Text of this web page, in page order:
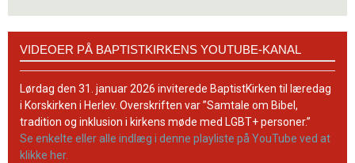
BaptistKirkens
YouTube-
kanal
VIDEOER PÅ BAPTISTKIRKENS YOUTUBE-KANAL
Lørdag den 31. januar 2026 inviterede BaptistKirken til læredag
i Korskirken i Herlev. Overskriften var ”Samtale om Bibel,
tradition og inklusion i kirkens møde med LGBT+ personer.”
Se enkelte eller alle indlæg i denne playliste på YouTube ved at
klikke her.